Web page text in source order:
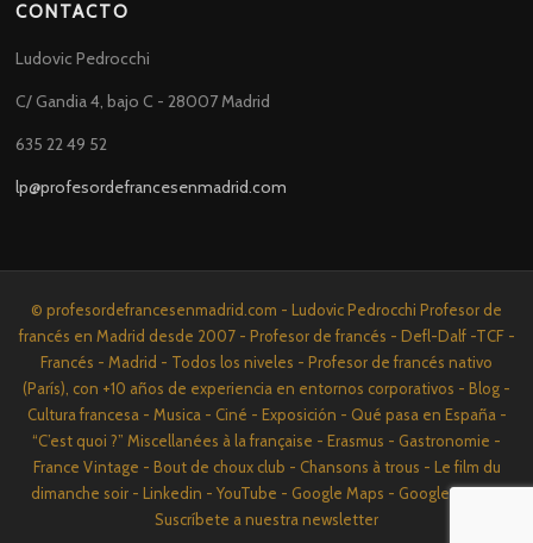
CONTACTO
Ludovic Pedrocchi
C/ Gandia 4, bajo C - 28007 Madrid
635 22 49 52
lp@profesordefrancesenmadrid.com
© profesordefrancesenmadrid.com - Ludovic Pedrocchi Profesor de
francés en Madrid desde 2007 - Profesor de francés - Defl-Dalf -TCF -
Francés - Madrid - Todos los niveles - Profesor de francés nativo
(París), con +10 años de experiencia en entornos corporativos - Blog -
Cultura francesa - Musica - Ciné - Exposición - Qué pasa en España -
“C’est quoi ?” Miscellanées à la française - Erasmus - Gastronomie -
France Vintage - Bout de choux club - Chansons à trous - Le film du
dimanche soir - Linkedin - YouTube - Google Maps - Google News -
Suscríbete a nuestra newsletter